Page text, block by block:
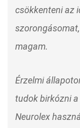
csökkenteni az
magam.
Érzelmi
tudok birkózni
Neurolex